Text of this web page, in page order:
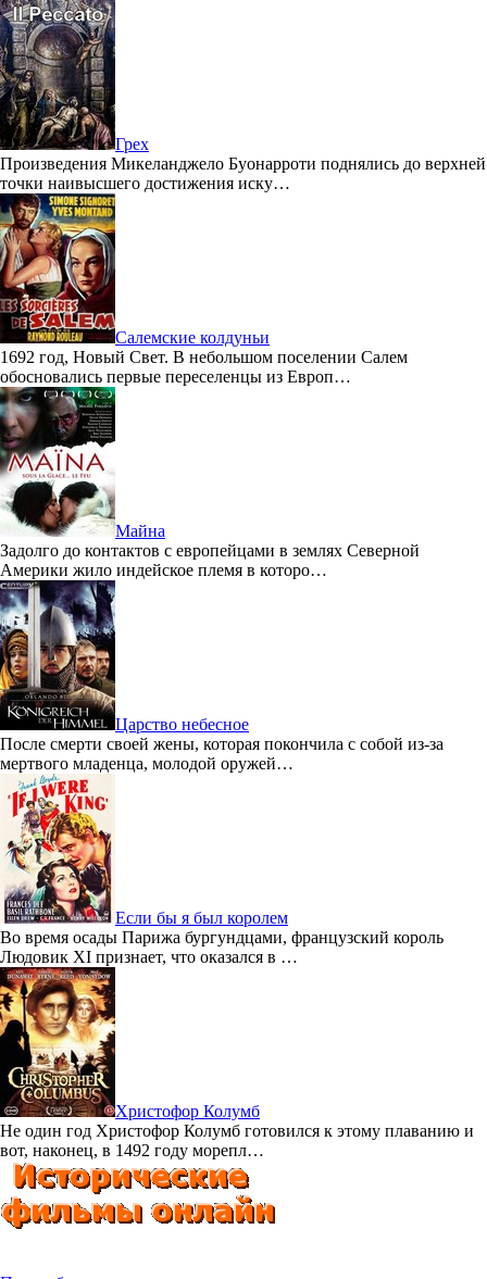
Грех
Произведения Микеланджело Буонарроти поднялись до верхней
точки наивысшего достижения иску…
Салемские колдуньи
1692 год, Новый Свет. В небольшом поселении Салем
обосновались первые переселенцы из Европ…
Майна
Задолго до контактов с европейцами в землях Северной
Америки жило индейское племя в которо…
Царство небесное
После смерти своей жены, которая покончила с собой из-за
мертвого младенца, молодой оружей…
Если бы я был королем
Во время осады Парижа бургундцами, французский король
Людовик XI признает, что оказался в …
Христофор Колумб
Не один год Христофор Колумб готовился к этому плаванию и
вот, наконец, в 1492 году морепл…